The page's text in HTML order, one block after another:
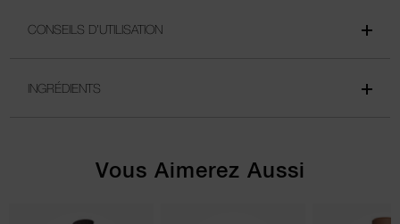
CONSEILS D’UTILISATION
INGRÉDIENTS
Vous Aimerez Aussi